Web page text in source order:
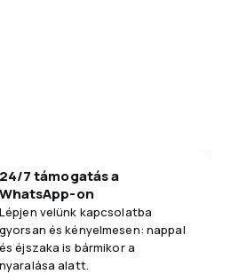
24/7 támogatás a
WhatsApp-on
Lépjen velünk kapcsolatba
gyorsan és kényelmesen: nappal
és éjszaka is bármikor a
nyaralása alatt.